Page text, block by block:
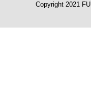
Copyright 2021